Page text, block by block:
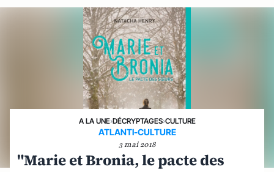
A LA UNE›DÉCRYPTAGES›CULTURE
ATLANTI-CULTURE
3 mai 2018
"Marie et Bronia, le pacte des